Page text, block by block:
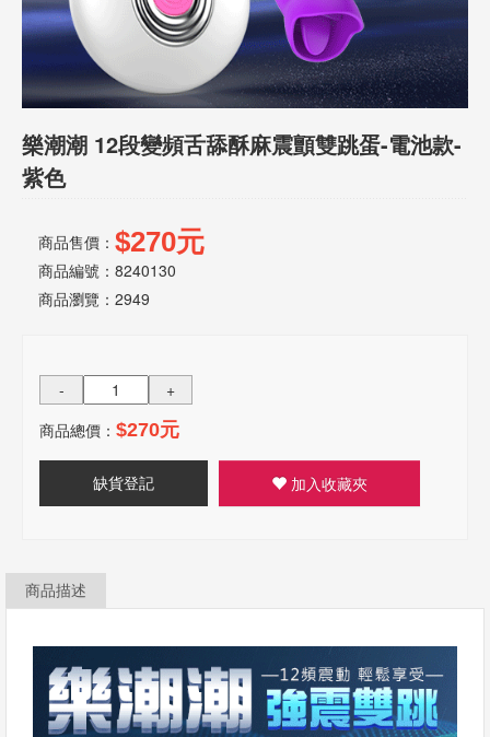
批
發
說
明
樂潮潮 12段變頻舌舔酥麻震顫雙跳蛋-電池款-
紫色
商品售價： $270元
商品編號：8240130
商品瀏覽： 2949
-
+
商品總價： $270元
缺貨登記 加入收藏夾
商品描述